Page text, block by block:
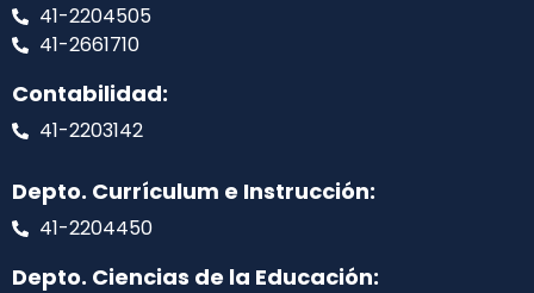
41-2204505
41-2661710
Contabilidad:
41-2203142
Depto. Currículum e Instrucción:
41-2204450
Depto. Ciencias de la Educación: